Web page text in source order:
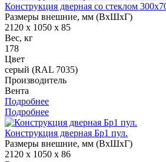
Конструкция дверная со стеклом
Размеры внешние, мм (ВхШхГ)
2120 x 1050 x 85
Вес, кг
178
Цвет
серый (RAL 7035)
Производитель
Вента
Подробнее
Подробнее
Конструкция дверная Бр1 пул.
Размеры внешние, мм (ВхШхГ)
2120 x 1050 x 86